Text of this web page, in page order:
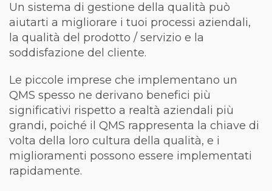
Un sistema di gestione della qualità può
aiutarti a migliorare i tuoi processi aziendali,
la qualità del prodotto / servizio e la
soddisfazione del cliente.
Le piccole imprese che implementano un
QMS spesso ne derivano benefici più
significativi rispetto a realtà aziendali più
grandi, poiché il QMS rappresenta la chiave di
volta della loro cultura della qualità, e i
miglioramenti possono essere implementati
rapidamente.